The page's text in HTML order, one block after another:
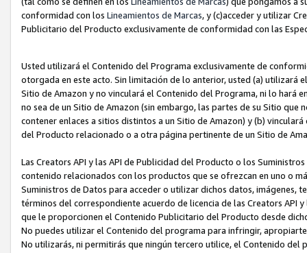
conformidad con los Lineamientos de Marcas, y (c)acceder y utilizar
Publicitario del Producto exclusivamente de conformidad con las
Usted utilizará el Contenido del Programa exclusivamente de
otorgada en este acto. Sin limitación de lo anterior, usted (a) utilizará
Sitio de Amazon y no vinculará el Contenido del Programa, ni lo hará
no sea de un Sitio de Amazon (sin embargo, las partes de su Sitio
contener enlaces a sitios distintos a un Sitio de Amazon) y (b)
del Producto relacionado o a otra página pertinente de un Sitio de
Las Creators API y las API de Publicidad del Producto o los
contenido relacionados con los productos que se ofrezcan en uno o
Suministros de Datos para acceder o utilizar dichos datos,
términos del correspondiente acuerdo de licencia de las Creators API
que le proporcionen el Contenido Publicitario del Producto desde
No puedes utilizar el Contenido del programa para infringir,
No utilizarás, ni permitirás que ningún tercero utilice, el Contenido